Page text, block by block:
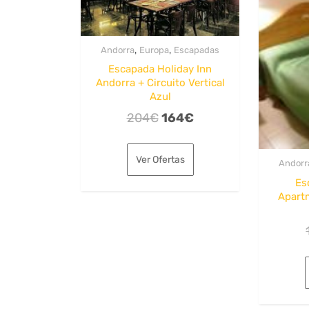
Andorra, Europa, Escapadas
Escapada Holiday Inn
Andorra + Circuito Vertical
Azul
204€ El
original
era:
164€El
es:
Ver Ofertas